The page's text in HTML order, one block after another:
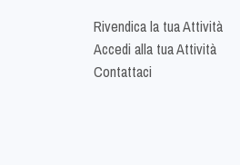
Rivendica la tua Attività
Accedi alla tua Attività
Contattaci